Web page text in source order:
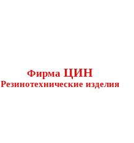
Фирма ЦИН
Резинотехнические изделия